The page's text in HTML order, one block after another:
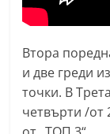
a
k
Втора
и две греди
точки. В
четвърти /от